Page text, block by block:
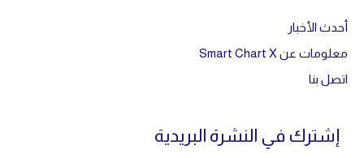
أحدث الأخبار
معلومات عن Smart Chart X
اتصل بنا
إشترك في النشرة البريدية